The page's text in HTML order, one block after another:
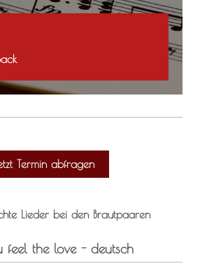
Termin abfragen
Lieder bei den Brautpaaren
feel the love - deutsch